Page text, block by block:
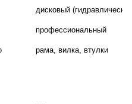
дисковый
профессиональный
рама, вилка, втулки